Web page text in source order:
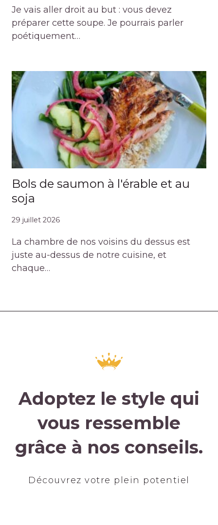
Je vais aller droit au but : vous devez
préparer cette soupe. Je pourrais parler
poétiquement…
Bols de saumon à l'érable et au
soja
29 juillet 2026
La chambre de nos voisins du dessus est
juste au-dessus de notre cuisine, et
chaque…
Adoptez le style qui
vous ressemble
grâce à nos conseils.
Découvrez votre plein potentiel